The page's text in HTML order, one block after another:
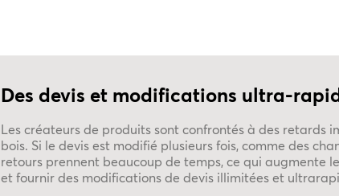
Des devis et modifications ultra-
Les créateurs de produits sont confrontés à des retards
bois. Si le devis est modifié plusieurs fois, comme des
retours prennent beaucoup de temps, ce qui augmente
et fournir des modifications de devis illimitées et